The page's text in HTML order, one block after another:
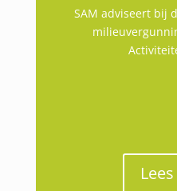
SAM adviseert bij